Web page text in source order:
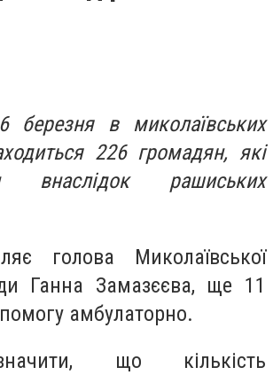
березня в миколаївських
226 громадян, які
внаслідок рашиських
голова Миколаївської
Ганна Замазєєва, ще 11
амбулаторно.
що кількість